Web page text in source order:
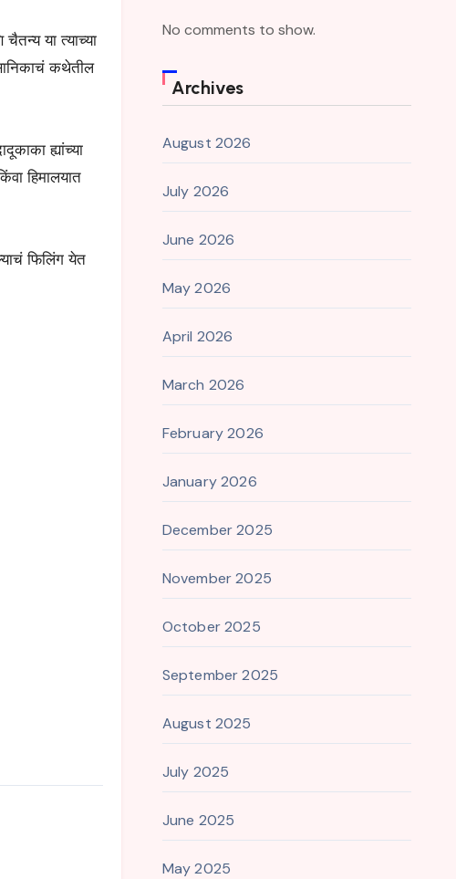
या त्याच्या
कथेतील
ह्यांच्या
हिमालयात
फिलिंग येत
No comments to show.
Archives
August 2026
July 2026
June 2026
May 2026
April 2026
March 2026
February 2026
January 2026
December 2025
November 2025
October 2025
September 2025
August 2025
July 2025
June 2025
May 2025